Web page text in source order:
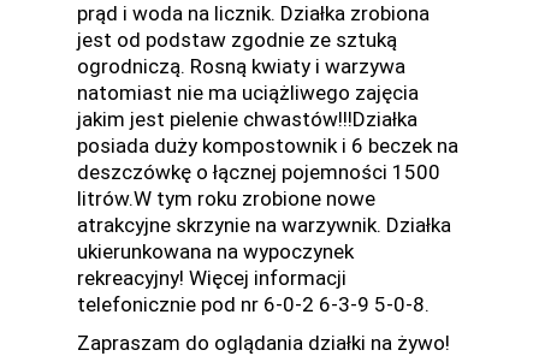
prąd i woda na licznik. Działka zrobiona
jest od podstaw zgodnie ze sztuką
ogrodniczą. Rosną kwiaty i warzywa
natomiast nie ma uciążliwego zajęcia
jakim jest pielenie chwastów!!!Działka
posiada duży kompostownik i 6 beczek na
deszczówkę o łącznej pojemności 1500
litrów.W tym roku zrobione nowe
atrakcyjne skrzynie na warzywnik. Działka
ukierunkowana na wypoczynek
rekreacyjny! Więcej informacji
telefonicznie pod nr 6-0-2 6-3-9 5-0-8.
Zapraszam do oglądania działki na żywo!